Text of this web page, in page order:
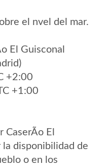
el nvel del mar.
El Guisconal
+2:00
+1:00
CaserÃ­o El
la disponibilidad de
o en los